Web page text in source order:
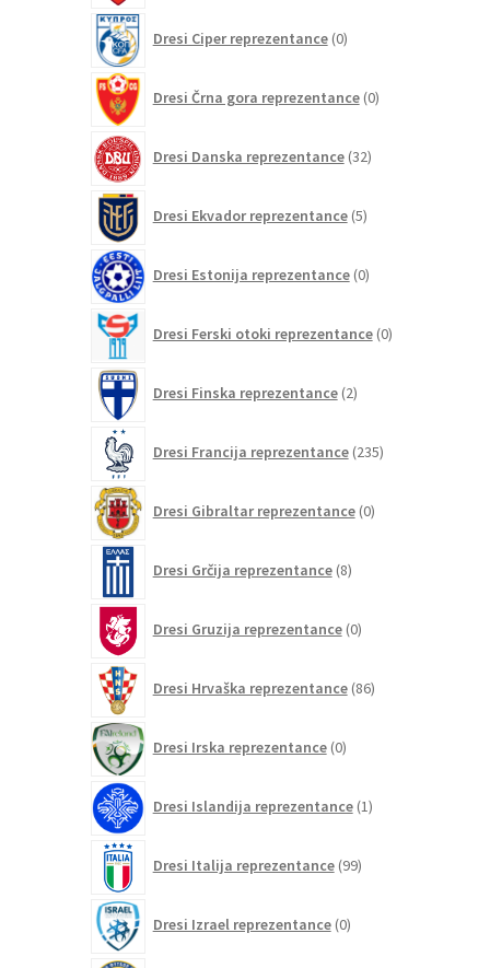
Dresi Ciper reprezentance 0izdelkov
Dresi Črna gora reprezentance 0izdelkov
Dresi Danska reprezentance 32izdelkov
Dresi Ekvador reprezentance 5izdelkov
Dresi Estonija reprezentance 0izdelkov
Dresi Ferski otoki reprezentance 0izdelkov
Dresi Finska reprezentance 2izdelka
Dresi Francija reprezentance 235izdelkov
Dresi Gibraltar reprezentance 0izdelkov
Dresi Grčija reprezentance 8izdelkov
Dresi Gruzija reprezentance 0izdelkov
Dresi Hrvaška reprezentance 86izdelkov
Dresi Irska reprezentance 0izdelkov
Dresi Islandija reprezentance 1izdelek
Dresi Italija reprezentance 99izdelkov
Dresi Izrael reprezentance 0izdelkov